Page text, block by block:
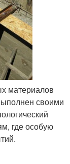
материалов
своими
где особую